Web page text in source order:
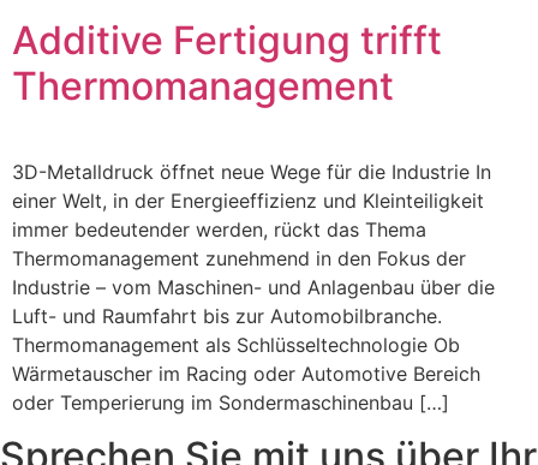
Additive Fertigung trifft
Thermomanagement
3D-Metalldruck öffnet neue Wege für die Industrie In
einer Welt, in der Energieeffizienz und Kleinteiligkeit
immer bedeutender werden, rückt das Thema
Thermomanagement zunehmend in den Fokus der
Industrie – vom Maschinen- und Anlagenbau über die
Luft- und Raumfahrt bis zur Automobilbranche.
Thermomanagement als Schlüsseltechnologie Ob
Wärmetauscher im Racing oder Automotive Bereich
oder Temperierung im Sondermaschinenbau […]